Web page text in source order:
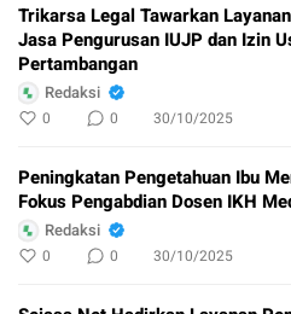
Trikarsa Legal Tawarkan
Jasa Pengurusan IUJP dan Izin
Pertambangan
Redaksi
0 0 30/10/2025
Peningkatan Pengetahuan Ibu
Fokus Pengabdian Dosen IKH
Redaksi
0 0 30/10/2025